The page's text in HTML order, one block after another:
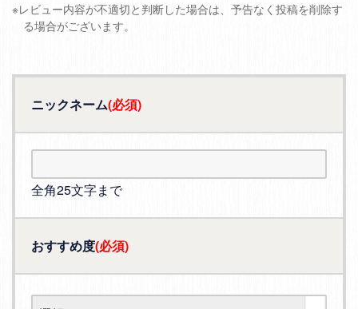
※レビュー内容が不適切と判断した場合は、予告なく投稿を削除す
る場合がございます。
ニックネーム(必須)
全角25文字まで
おすすめ度(必須)